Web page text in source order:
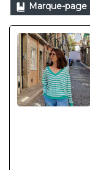
Marque-page